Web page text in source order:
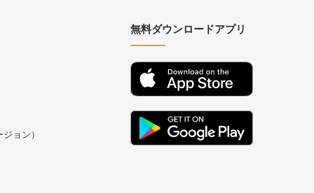
ョン）
無料ダウンロードアプリ